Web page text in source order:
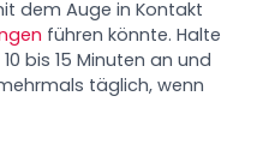
dem Auge in Kontakt
führen könnte. Halte
bis 15 Minuten an und
täglich, wenn